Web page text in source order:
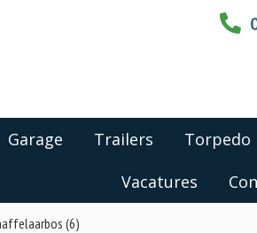
Garage Trailers Torpedo
Vacatures
(6)